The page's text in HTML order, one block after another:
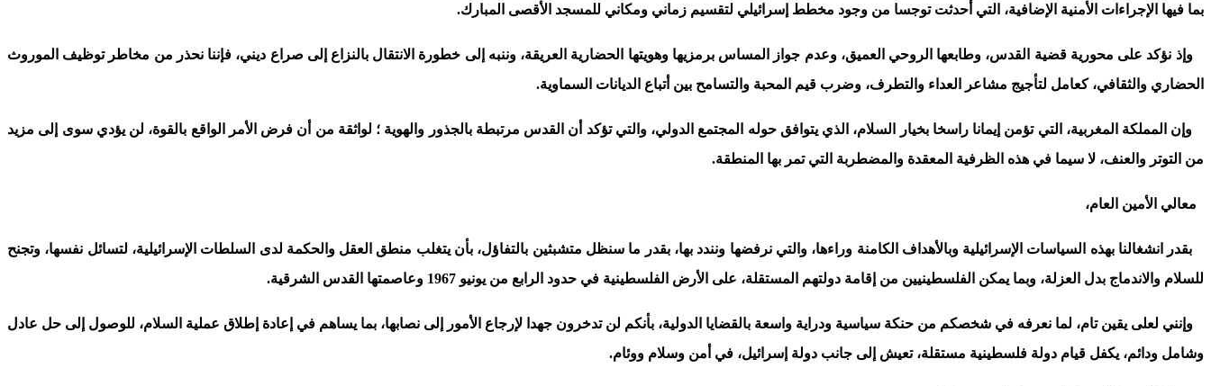
بما فيها الإجراءات الأمنية الإضافية، التي أحدثت توجسا من وجود مخطط إسرائيلي لتقسيم زماني ومكاني للمسجد الأقصى المبارك.
وإذ نؤكد على محورية قضية القدس، وطابعها الروحي العميق، وعدم جواز المساس برمزيها وهويتها الحضارية العريقة، وننبه إلى خطورة الانتقال بالنزاع إلى صراع ديني، فإننا نحذر من مخاطر توظيف الموروث
الحضاري والثقافي، كعامل لتأجيج مشاعر العداء والتطرف، وضرب قيم المحبة والتسامح بين أتباع الديانات السماوية.
وإن المملكة المغربية، التي تؤمن إيمانا راسخا بخيار السلام، الذي يتوافق حوله المجتمع الدولي، والتي تؤكد أن القدس مرتبطة بالجذور والهوية ؛ لواثقة من أن فرض الأمر الواقع بالقوة، لن يؤدي سوى إلى مزيد
من التوتر والعنف، لا سيما في هذه الظرفية المعقدة والمضطربة التي تمر بها المنطقة.
معالي الأمين العام،
بقدر انشغالنا بهذه السياسات الإسرائيلية وبالأهداف الكامنة وراءها، والتي نرفضها ونندد بها، بقدر ما سنظل متشبثين بالتفاؤل، بأن يتغلب منطق العقل والحكمة لدى السلطات الإسرائيلية، لتسائل نفسها، وتجنح
للسلام والاندماج بدل العزلة، وبما يمكن الفلسطينيين من إقامة دولتهم المستقلة، على الأرض الفلسطينية في حدود الرابع من يونيو 1967 وعاصمتها القدس الشرقية.
وإنني لعلى يقين تام، لما نعرفه في شخصكم من حنكة سياسية ودراية واسعة بالقضايا الدولية، بأنكم لن تدخرون جهدا لإرجاع الأمور إلى نصابها، بما يساهم في إعادة إطلاق عملية السلام، للوصول إلى حل عادل
وشامل ودائم، يكفل قيام دولة فلسطينية مستقلة، تعيش إلى جانب دولة إسرائيل، في أمن وسلام ووئام.